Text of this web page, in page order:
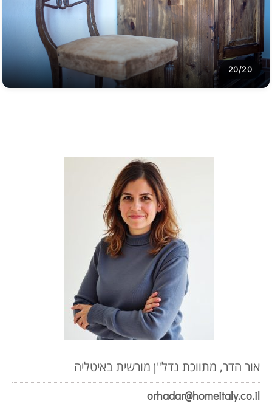
20/20
אור הדר, מתווכת נדל"ן מורשית באיטליה
orhadar@homeitaly.co.il